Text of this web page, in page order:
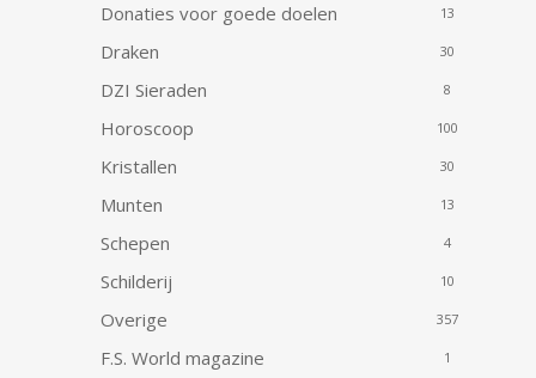
Donaties voor goede doelen 13
Draken 30
DZI Sieraden 8
Horoscoop 100
Kristallen 30
Munten 13
Schepen 4
Schilderij 10
Overige 357
F.S. World magazine 1